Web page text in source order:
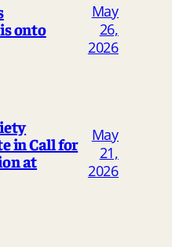
onto
May
26,
2026
in Call for
at
May
21,
2026